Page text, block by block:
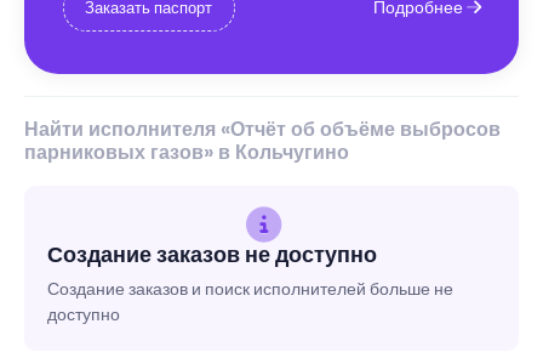
Заказать паспорт Подробнее
Найти исполнителя «Отчёт об объёме выбросов
парниковых газов» в Кольчугино
Создание заказов не доступно
Создание заказов и поиск исполнителей больше не
доступно